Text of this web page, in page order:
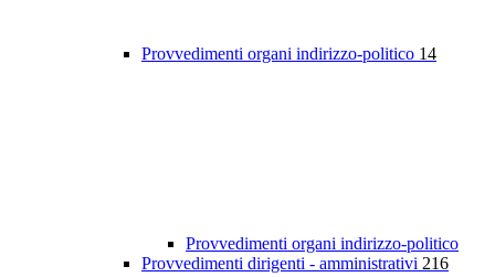
Provvedimenti organi indirizzo-politico 14
Provvedimenti organi indirizzo-politico
Provvedimenti dirigenti - amministrativi 216